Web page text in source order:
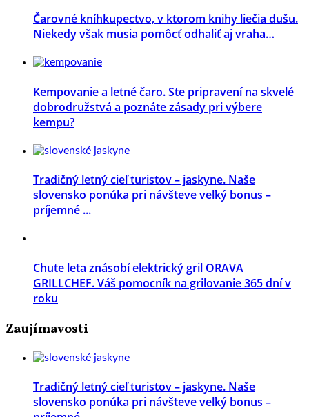
Čarovné kníhkupectvo, v ktorom knihy liečia dušu.
Niekedy však musia pomôcť odhaliť aj vraha…
Kempovanie a letné čaro. Ste pripravení na skvelé
dobrodružstvá a poznáte zásady pri výbere
kempu?
Tradičný letný cieľ turistov – jaskyne. Naše
slovensko ponúka pri návšteve veľký bonus –
príjemné ...
Chute leta znásobí elektrický gril ORAVA
GRILLCHEF. Váš pomocník na grilovanie 365 dní v
roku
Zaujímavosti
Tradičný letný cieľ turistov – jaskyne. Naše
slovensko ponúka pri návšteve veľký bonus –